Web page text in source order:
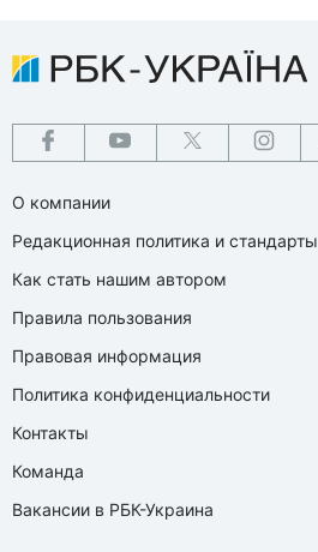
О компании
Редакционная политика и стандарты
Как стать нашим автором
Правила пользования
Правовая информация
Политика конфиденциальности
Контакты
Команда
Вакансии в РБК-Украина